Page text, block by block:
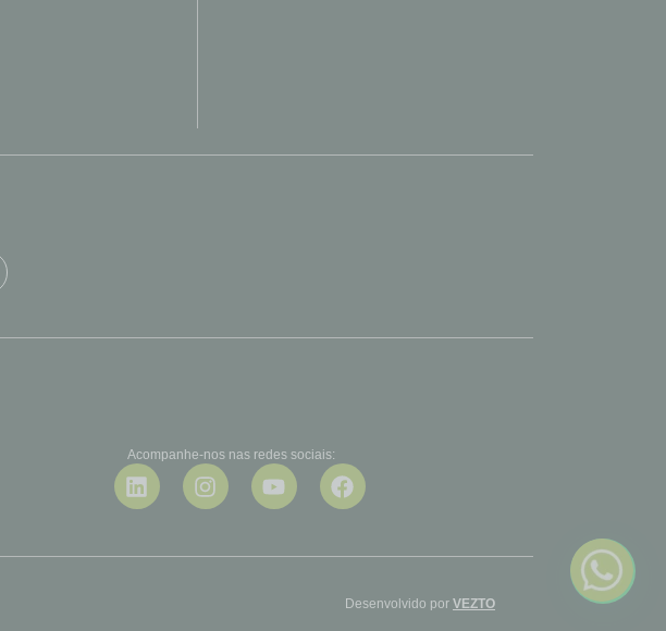
Acompanhe-nos nas redes sociais:
Desenvolvido por VEZTO